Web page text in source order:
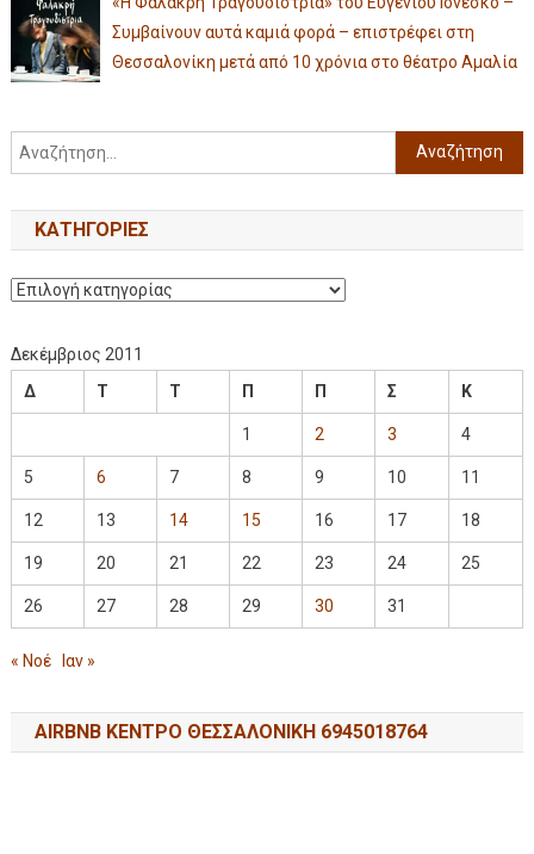
Συμβαίνουν αυτά καμιά φορά – επιστρέφει στη
Θεσσαλονίκη μετά από 10 χρόνια στο θέατρο Αμαλία
KΑΤΗΓΟΡΊΕΣ
Δεκέμβριος 2011
Δ
Τ Τ Π Π Σ Κ
1 2 3 4
5 6 7 8 9 10 11
12 13 14 15 16 17 18
19 20 21 22 23 24 25
26 27 28 29 30 31
« Νοέ Ιαν »
AIRBNB ΚΕΝΤΡΟ ΘΕΣΣΑΛΟΝΙΚΗ 6945018764